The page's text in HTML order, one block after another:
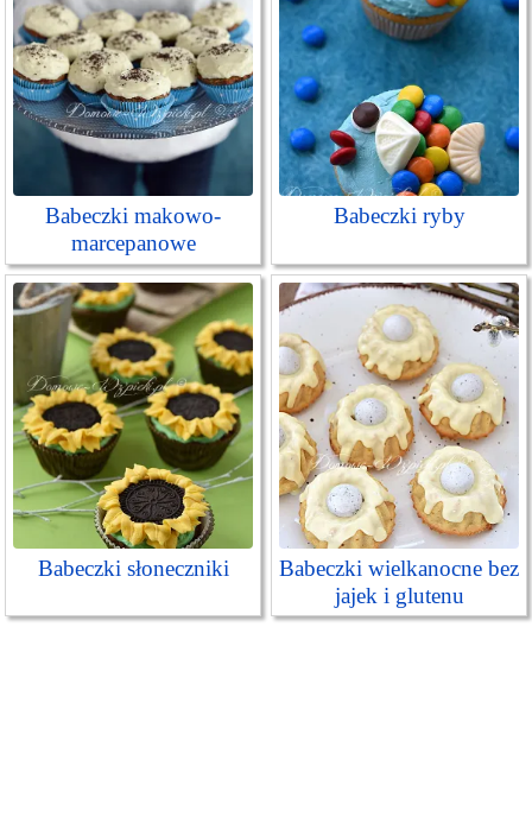
Babeczki makowo-
marcepanowe
Babeczki ryby
Babeczki słoneczniki
Babeczki wielkanocne bez
jajek i glutenu